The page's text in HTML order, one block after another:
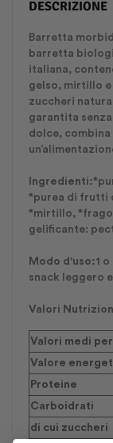
DESCRIZIONE
Barretta
barretta
italiana,
gelso, mirtillo
zuccheri
garantita senza
dolce,
Ingredienti:
*purea di frutti
*mirtillo,
gelificante:
Modo d'uso:1
snack leggero
Valori
Valori medi per
Valore
Proteine
Carboidrati
di cui zuccheri